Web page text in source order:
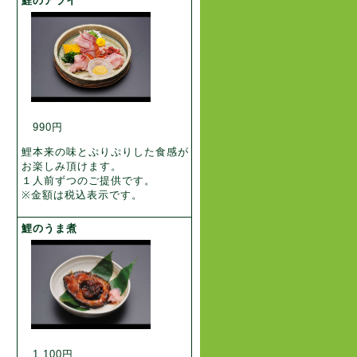
990円
鯉本来の味とぷりぷりした食感が
お楽しみ頂けます。
１人前ずつのご提供です。
※金額は税込表示です。
鯉のうま煮
1,100円